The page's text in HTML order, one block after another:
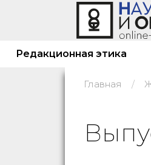
Редакционная этика
Главная